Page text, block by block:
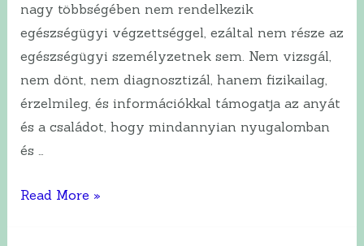
nagy többségében nem rendelkezik
egészségügyi végzettséggel, ezáltal nem része az
egészségügyi személyzetnek sem. Nem vizsgál,
nem dönt, nem diagnosztizál, hanem fizikailag,
érzelmileg, és információkkal támogatja az anyát
és a családot, hogy mindannyian nyugalomban
és …
Ki
Read More »